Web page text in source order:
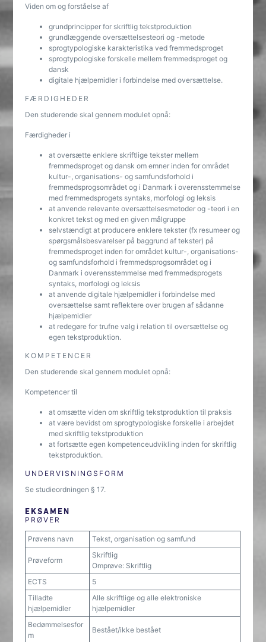
Viden om og forståelse af
grundprincipper for skriftlig tekstproduktion
grundlæggende oversættelsesteori og -metode
sprogtypologiske karakteristika ved fremmedsproget
sprogtypologiske forskelle mellem fremmedsproget og
dansk
digitale hjælpemidler i forbindelse med oversættelse.
FÆRDIGHEDER
Den studerende skal gennem modulet opnå:
Færdigheder i
at oversætte enklere skriftlige tekster mellem
fremmedsproget og dansk om emner inden for området
kultur-, organisations- og samfundsforhold i
fremmedsprogsområdet og i Danmark i overensstemmelse
med fremmedsprogets syntaks, morfologi og leksis
at anvende relevante oversættelsesmetoder og -teori i en
konkret tekst og med en given målgruppe
selvstændigt at producere enklere tekster (fx resumeer og
spørgsmålsbesvarelser på baggrund af tekster) på
fremmedsproget inden for området kultur-, organisations-
og samfundsforhold i fremmedsprogsområdet og i
Danmark i overensstemmelse med fremmedsprogets
syntaks, morfologi og leksis
at anvende digitale hjælpemidler i forbindelse med
oversættelse samt reflektere over brugen af sådanne
hjælpemidler
at redegøre for trufne valg i relation til oversættelse og
egen tekstproduktion.
KOMPETENCER
Den studerende skal gennem modulet opnå:
Kompetencer til
at omsætte viden om skriftlig tekstproduktion til praksis
at være bevidst om sprogtypologiske forskelle i arbejdet
med skriftlig tekstproduktion
at fortsætte egen kompetenceudvikling inden for skriftlig
tekstproduktion.
UNDERVISNINGSFORM
Se studieordningen § 17.
EKSAMEN
PRØVER
Prøvens navn Tekst, organisation og samfund
Prøveform
Skriftlig
Omprøve: Skriftlig
ECTS
5
Tilladte
hjælpemidler
Alle skriftlige og alle elektroniske
hjælpemidler
Bedømmelsesfor
m
Bestået/ikke bestået